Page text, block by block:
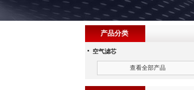
产品分类
空气滤芯
查看全部产品